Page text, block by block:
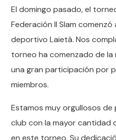
El domingo pasado, el
Federación II Slam
deportivo Laietà. Nos
torneo ha comenzado de la
una gran participación por
miembros.
Estamos muy orgullosos
club con la mayor cantidad
en este torneo. Su